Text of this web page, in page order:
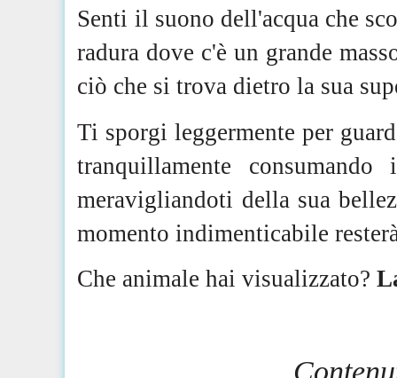
Senti il suono dell'acqua che
radura dove c'è un grande
ciò che si trova dietro la sua
Ti sporgi leggermente per
tranquillamente
meravigliandoti della sua
momento indimenticabile
Che animale hai visualizzato?